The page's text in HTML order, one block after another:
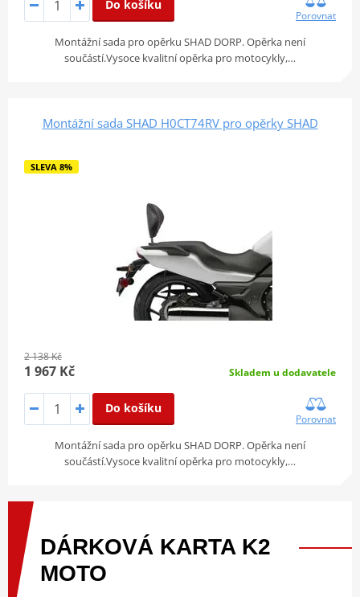
Do košíku
Porovnat
Montážní sada pro opěrku SHAD DORP. Opěrka není
součástí.Vysoce kvalitní opěrka pro motocykly,…
Montážní sada SHAD H0CT74RV pro opěrky SHAD
SLEVA 8%
2 138 Kč
1 967 Kč Skladem u dodavatele
Do košíku
Porovnat
Montážní sada pro opěrku SHAD DORP. Opěrka není
součástí.Vysoce kvalitní opěrka pro motocykly,…
DÁRKOVÁ KARTA K2
MOTO